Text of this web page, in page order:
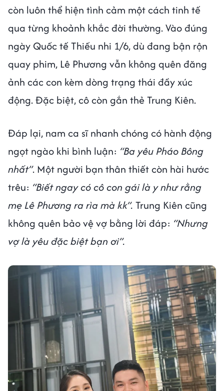
còn luôn thể hiện tình cảm một cách tinh tế
qua từng khoảnh khắc đời thường. Vào đúng
ngày Quốc tế Thiếu nhi 1/6, dù đang bận rộn
quay phim, Lê Phương vẫn không quên đăng
ảnh các con kèm dòng trạng thái đầy xúc
động. Đặc biệt, cô còn gắn thẻ Trung Kiên.
Đáp lại, nam ca sĩ nhanh chóng có hành động
ngọt ngào khi bình luận: “Ba yêu Pháo Bông
nhất”. Một người bạn thân thiết còn hài hước
trêu: “Biết ngay có cô con gái là y như rằng
mẹ Lê Phương ra rìa mà kk”. Trung Kiên cũng
không quên bảo vệ vợ bằng lời đáp: “Nhưng
vợ là yêu đặc biệt bạn ơi”.